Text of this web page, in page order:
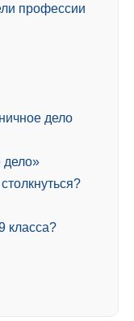
профессии
дело
дело»
класса?